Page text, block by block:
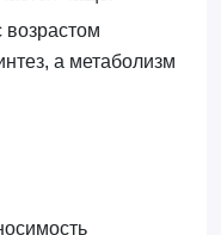
а метаболизм